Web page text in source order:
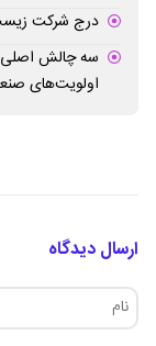
درج شرکت
سه چالش اصلی
اولویت‌های
ارسال دیدگاه